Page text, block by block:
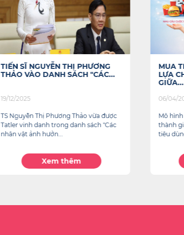
TIẾN SĨ NGUYỄN THỊ PHƯƠNG
THẢO VÀO DANH SÁCH "CÁC...
19/12/2025
TS Nguyễn Thị Phương Thảo vừa được
Tatler vinh danh trong danh sách "Các
nhân vật ảnh hưởn...
Xem thêm
MUA
LỰA
GIỮA...
06/04/
Mô
thành
tiêu